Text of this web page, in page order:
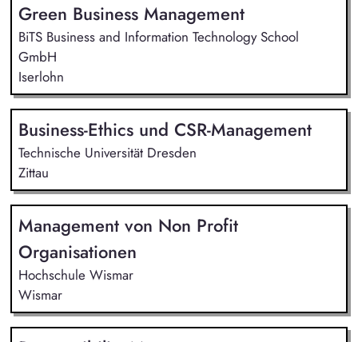
Green Business Management
BiTS Business and Information Technology School
GmbH
Iserlohn
Business-Ethics und CSR-Management
Technische Universität Dresden
Zittau
Management von Non Profit
Organisationen
Hochschule Wismar
Wismar